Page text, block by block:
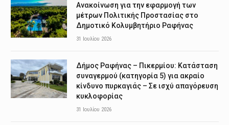
Ανακοίνωση για την εφαρμογή των
μέτρων Πολιτικής Προστασίας στο
Δημοτικό Κολυμβητήριο Ραφήνας
31 Ιουλίου 2026
Δήμος Ραφήνας – Πικερμίου: Κατάσταση
συναγερμού (κατηγορία 5) για ακραίο
κίνδυνο πυρκαγιάς – Σε ισχύ απαγόρευση
κυκλοφορίας
31 Ιουλίου 2026